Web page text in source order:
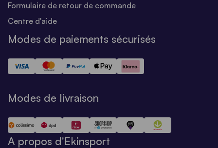
Formulaire de retour de commande
Centre d'aide
Modes de paiements sécurisés
Modes de livraison
A propos d'Ekinsport